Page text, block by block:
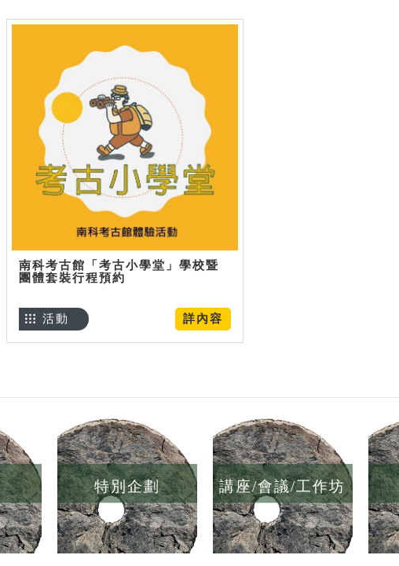
南科考古館「考古小學堂」學校暨
團體套裝行程預約
詳內容
活動
特別企劃 講座/會議/工作坊